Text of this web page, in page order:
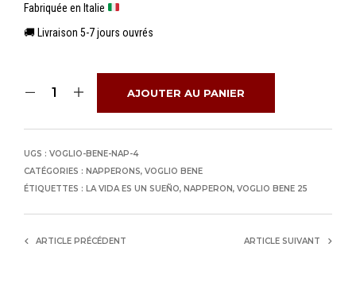
Fabriquée en Italie
🚚 Livraison 5-7 jours ouvrés
AJOUTER AU PANIER
UGS : VOGLIO-BENE-NAP-4
CATÉGORIES : NAPPERONS, VOGLIO BENE
ÉTIQUETTES : LA VIDA ES UN SUEÑO, NAPPERON, VOGLIO BENE 25
ARTICLE PRÉCÉDENT ARTICLE SUIVANT